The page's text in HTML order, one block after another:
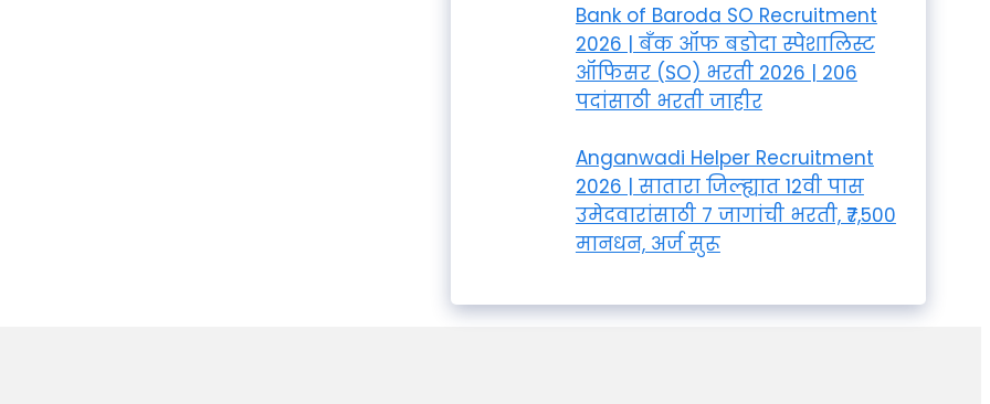
Bank of Baroda SO Recruitment
2026 | बँक ऑफ बडोदा स्पेशालिस्ट
ऑफिसर (SO) भरती 2026 | 206
पदांसाठी भरती जाहीर
Anganwadi Helper Recruitment
2026 | सातारा जिल्ह्यात 12वी पास
उमेदवारांसाठी 7 जागांची भरती, ₹7,500
मानधन, अर्ज सुरू